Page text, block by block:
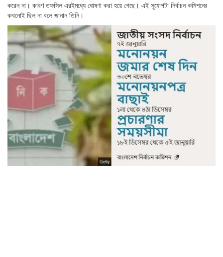
করেন না। কারণ তফসিল এরইমধ্যে ঘোষণা করা হয়ে গেছে। এই সুযোগটা নির্বাচন কমিশনের
কখনোই ছিল না বলে জানান তিনি।